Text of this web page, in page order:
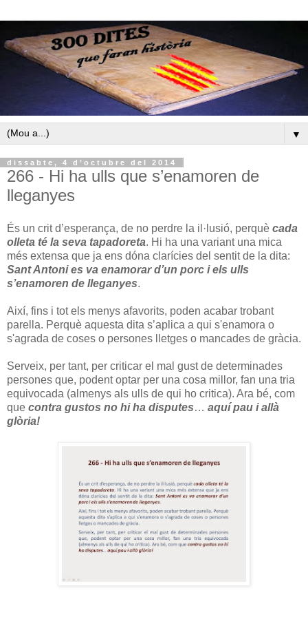
▼
dissabte, 4 d’octubre del 2014
266 - Hi ha ulls que s’enamoren de
lleganyes
És un crit d’esperança, de no perdre la il·lusió, perquè cada
olleta té la seva tapadoreta. Hi ha una variant una mica
més extensa que ja ens dóna clarícies del sentit de la dita:
Sant Antoni es va enamorar d’un porc i els ulls
s’enamoren de lleganyes.
Així, fins i tot els menys afavorits, poden acabar trobant
parella. Perquè aquesta dita s’aplica a qui s'enamora o
s'agrada de coses o persones lletges o mancades de gràcia.
Serveix, per tant, per criticar el mal gust de determinades
persones que, podent optar per una cosa millor, fan una tria
equivocada (almenys als ulls de qui ho critica). Ara bé, com
que contra gustos no hi ha disputes… aquí pau i allà
glòria!